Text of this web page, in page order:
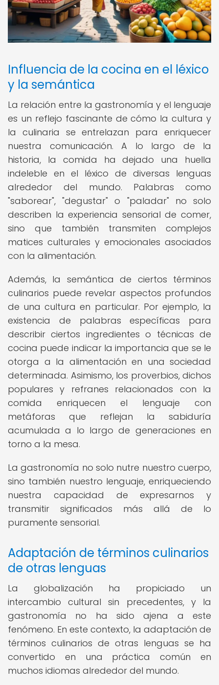
Influencia de la cocina en el léxico
y la semántica
La relación entre la gastronomía y el lenguaje
es un reflejo fascinante de cómo la cultura y
la culinaria se entrelazan para enriquecer
nuestra comunicación. A lo largo de la
historia, la comida ha dejado una huella
indeleble en el léxico de diversas lenguas
alrededor del mundo. Palabras como
"saborear", "degustar" o "paladar" no solo
describen la experiencia sensorial de comer,
sino que también transmiten complejos
matices culturales y emocionales asociados
con la alimentación.
Además, la semántica de ciertos términos
culinarios puede revelar aspectos profundos
de una cultura en particular. Por ejemplo, la
existencia de palabras específicas para
describir ciertos ingredientes o técnicas de
cocina puede indicar la importancia que se le
otorga a la alimentación en una sociedad
determinada. Asimismo, los proverbios, dichos
populares y refranes relacionados con la
comida enriquecen el lenguaje con
metáforas que reflejan la sabiduría
acumulada a lo largo de generaciones en
torno a la mesa.
La gastronomía no solo nutre nuestro cuerpo,
sino también nuestro lenguaje, enriqueciendo
nuestra capacidad de expresarnos y
transmitir significados más allá de lo
puramente sensorial.
Adaptación de términos culinarios
de otras lenguas
La globalización ha propiciado un
intercambio cultural sin precedentes, y la
gastronomía no ha sido ajena a este
fenómeno. En este contexto, la adaptación de
términos culinarios de otras lenguas se ha
convertido en una práctica común en
muchos idiomas alrededor del mundo.